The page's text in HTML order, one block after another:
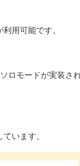
用可能です。
ロモードが実装さ
います。